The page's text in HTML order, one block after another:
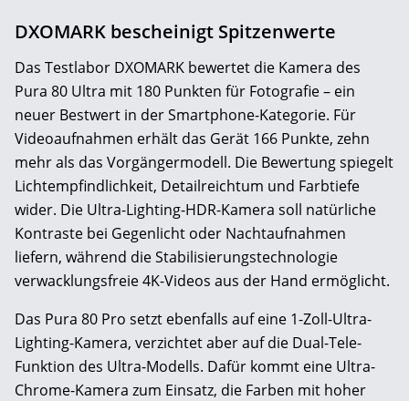
DXOMARK bescheinigt Spitzenwerte
Das Testlabor DXOMARK bewertet die Kamera des
Pura 80 Ultra mit 180 Punkten für Fotografie – ein
neuer Bestwert in der Smartphone-Kategorie. Für
Videoaufnahmen erhält das Gerät 166 Punkte, zehn
mehr als das Vorgängermodell. Die Bewertung spiegelt
Lichtempfindlichkeit, Detailreichtum und Farbtiefe
wider. Die Ultra-Lighting-HDR-Kamera soll natürliche
Kontraste bei Gegenlicht oder Nachtaufnahmen
liefern, während die Stabilisierungstechnologie
verwacklungsfreie 4K-Videos aus der Hand ermöglicht.
Das Pura 80 Pro setzt ebenfalls auf eine 1-Zoll-Ultra-
Lighting-Kamera, verzichtet aber auf die Dual-Tele-
Funktion des Ultra-Modells. Dafür kommt eine Ultra-
Chrome-Kamera zum Einsatz, die Farben mit hoher